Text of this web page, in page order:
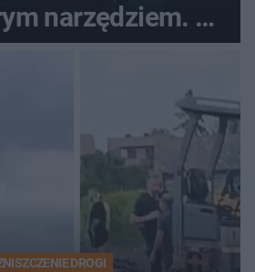
narzędziem. O
DROGI